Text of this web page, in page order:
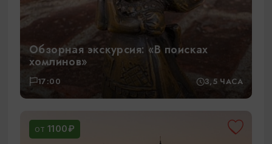
Обзорная экскурсия: «В поисках
хомлинов»
17:00 3,5 ЧАСА
ОТ 1100₽